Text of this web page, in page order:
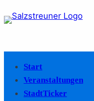
Start
Veranstaltungen
StadtTicker